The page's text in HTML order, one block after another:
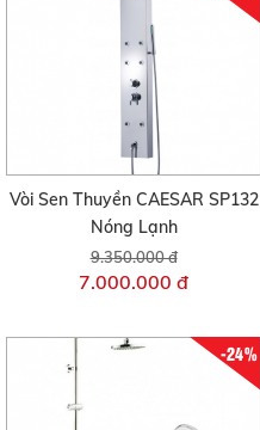
Vòi Sen Thuyền CAESAR SP132
Nóng Lạnh
9.350.000 đ
7.000.000 đ
-24%